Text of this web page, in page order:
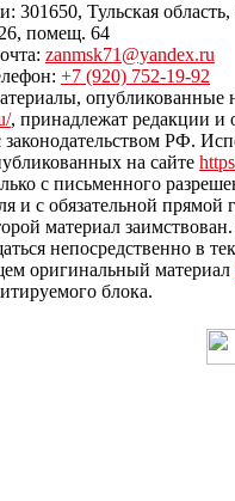
301650, Тульская
помещ. 64
zanmsk71@yandex.ru
+7 (920) 752-19-92
опубликованные
, принадлежат редакции и
законодательством РФ.
на сайте
с письменного
и с обязательной прямой
материал
непосредственно в
оригинальный материал
блока.